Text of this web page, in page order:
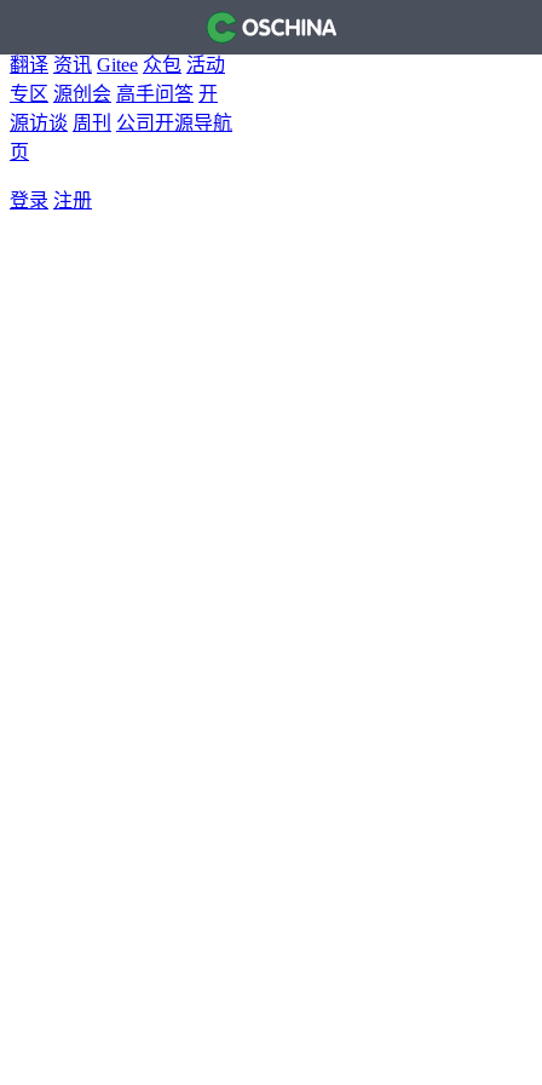
博客
翻译 资讯 Gitee 众包 活动
专区 源创会 高手问答 开
源访谈 周刊 公司开源导航
页
登录 注册